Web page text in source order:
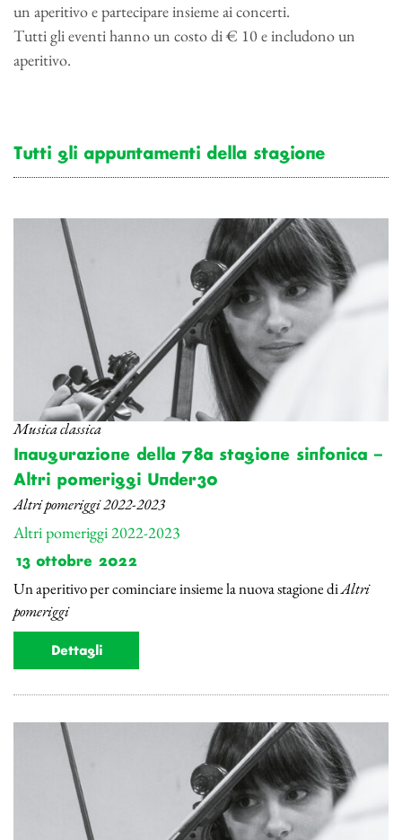
un aperitivo e partecipare insieme ai concerti.
Tutti gli eventi hanno un costo di € 10 e includono un
aperitivo.
Tutti gli appuntamenti della stagione
Musica classica
Inaugurazione della 78a stagione sinfonica –
Altri pomeriggi Under30
Altri pomeriggi 2022-2023
Altri pomeriggi 2022-2023
13 ottobre 2022
Un aperitivo per cominciare insieme la nuova stagione diAltri
pomeriggi
Dettagli